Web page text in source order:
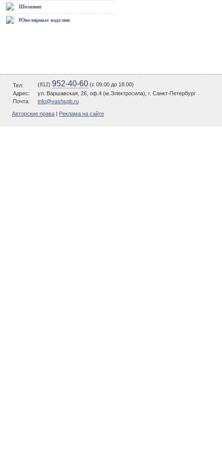
Шоппинг
Ювелирные изделия
Тел: (812) 952-40-60 (c 09.00 до 18.00)
Адрес:
ул. Варшавская, 26, оф.4 (м.Электросила), г. Санкт-Петербург
Почта:
info@vashspb.ru
Авторские права Реклама на сайте